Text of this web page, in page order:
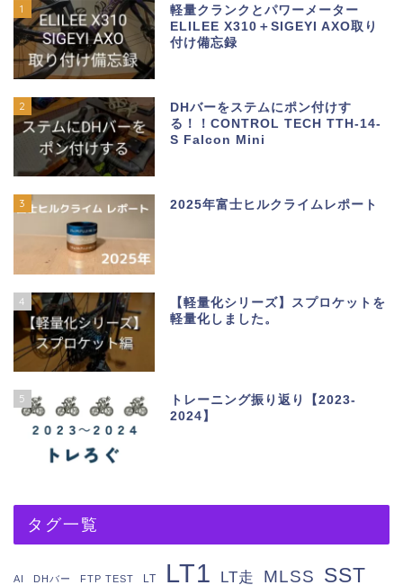
1
軽量クランクとパワーメーター
ELILEE X310＋SIGEYI AXO取り
付け備忘録
2
DHバーをステムにポン付けす
る！！CONTROL TECH TTH-14-
S Falcon Mini
3 2025年富士ヒルクライムレポート
4
【軽量化シリーズ】スプロケットを
軽量化しました。
5
トレーニング振り返り【2023-
2024】
タグ一覧
AI DHバー FTP TEST LT LT1 LT走 MLSS SST